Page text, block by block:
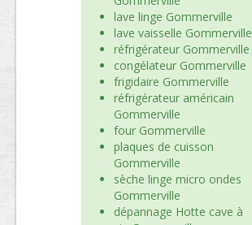
lave linge Gommerville
lave vaisselle Gommerville
réfrigérateur Gommerville
congélateur Gommerville
frigidaire Gommerville
réfrigérateur américain
Gommerville
four Gommerville
plaques de cuisson
Gommerville
sèche linge micro ondes
Gommerville
dépannage Hotte cave à